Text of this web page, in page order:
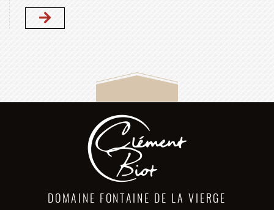
DOMAINE FONTAINE DE LA VIERGE